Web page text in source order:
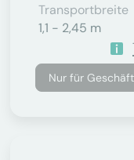
Transportbreite
1,1 - 2,45 m
Nur für